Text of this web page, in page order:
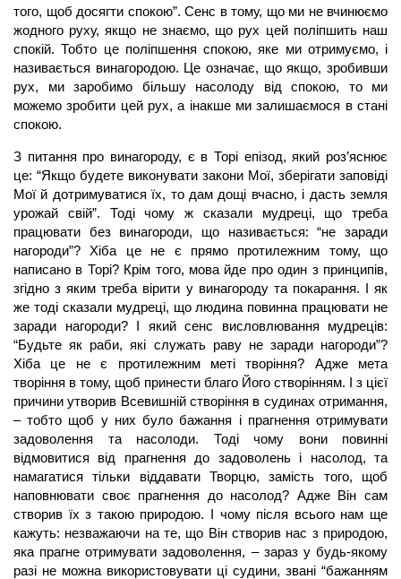
того, щоб досягти спокою”. Сенс в тому, що ми не вчинюємо
жодного руху, якщо не знаємо, що рух цей поліпшить наш
спокій. Тобто це поліпшення спокою, яке ми отримуємо, і
називається винагородою. Це означає, що якщо, зробивши
рух, ми заробимо більшу насолоду від спокою, то ми
можемо зробити цей рух, а інакше ми залишаємося в стані
спокою.
З питання про винагороду, є в Торі епізод, який роз’яснює
це: “Якщо будете виконувати закони Мої, зберігати заповіді
Мої й дотримуватися їх, то дам дощі вчасно, і дасть земля
урожай свій”. Тоді чому ж сказали мудреці, що треба
працювати без винагороди, що називається: “не заради
нагороди”? Хіба це не є прямо протилежним тому, що
написано в Торі? Крім того, мова йде про один з принципів,
згідно з яким треба вірити у винагороду та покарання. І як
же тоді сказали мудреці, що людина повинна працювати не
заради нагороди? І який сенс висловлювання мудреців:
“Будьте як раби, які служать раву не заради нагороди”?
Хіба це не є протилежним меті творіння? Адже мета
творіння в тому, щоб принести благо Його створінням. І з цієї
причини утворив Всевишній створіння в судинах отримання,
– тобто щоб у них було бажання і прагнення отримувати
задоволення та насолоди. Тоді чому вони повинні
відмовитися від прагнення до задоволень і насолод, та
намагатися тільки віддавати Творцю, замість того, щоб
наповнювати своє прагнення до насолод? Адже Він сам
створив їх з такою природою. І чому після всього нам ще
кажуть: незважаючи на те, що Він створив нас з природою,
яка прагне отримувати задоволення, – зараз у будь-якому
разі не можна використовувати ці судини, звані “бажанням